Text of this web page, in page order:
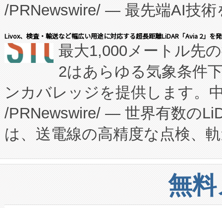
キー方式で拡張性が高く、持
す。FCCM‑を活用した現地生
患者にとっての費用負担を大
のアクセスを大幅に拡大する
Fully-Connected Continuous
プログラムには、施設設計・
に関する技術移転および知的
構造化トレーニングカリキュ
上げおよび商用化段階におけ
設備整備および立ち上げ調整
/PRNewswire/ — 最先端AI技術
会社エーアイ・アンド：本社
President原信平）と、エンタ
ードするVoltaiqは、日本にあ
ーエネルギー貯蔵システム（
た。 Voltaiq独自のAI搭載プラ
定、統合、導入、運用に至る
安全性を追跡し、確保する事
増加しているデータセンター
る電力網に大きな負担をかけ
Livox、検査・輸送など幅広い用途に対応する超長距離LiDAR「Avia 2」を
最大1,000メートル先
2はあらゆる気象条件
ンカバレッジを提供します。
/PRNewswire/ — 世界有数の
は、送電線の高精度な点検、
や穀物倉庫におけるバルク材
リューション「Avia 2」を発
したAvia 2は、1,000メート
無